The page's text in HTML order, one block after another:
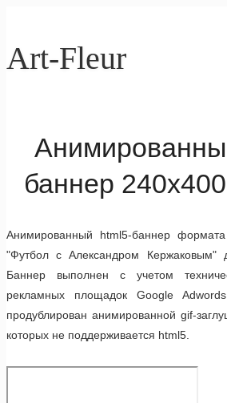
Art-Fleur
баннер
Анимированный html5-баннер
"Футбол с Александром Кержаковым"
Баннер выполнен с учетом
рекламных площадок Google
продублирован анимированной gif-
которых не поддерживается html5.